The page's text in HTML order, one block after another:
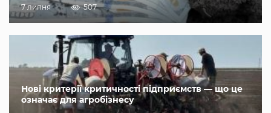
7 липня 507
Нові критерії критичності підприємств — що це
означає для агробізнесу